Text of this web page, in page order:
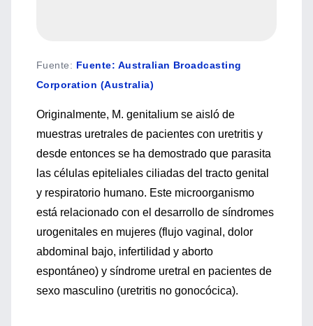
Fuente: Fuente: Australian Broadcasting
Corporation (Australia)
Originalmente, M. genitalium se aisló de
muestras uretrales de pacientes con uretritis y
desde entonces se ha demostrado que parasita
las células epiteliales ciliadas del tracto genital
y respiratorio humano. Este microorganismo
está relacionado con el desarrollo de síndromes
urogenitales en mujeres (flujo vaginal, dolor
abdominal bajo, infertilidad y aborto
espontáneo) y síndrome uretral en pacientes de
sexo masculino (uretritis no gonocócica).